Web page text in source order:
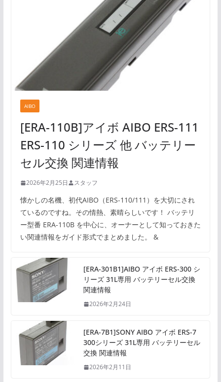
AIBO
[ERA-110B]アイボ AIBO ERS-111
ERS-110 シリーズ 他 バッテリー
セル交換 関連情報
2026年2月25日 スタッフ
懐かしの名機、初代AIBO（ERS-110/111）を大切にされ
ているのですね。その情熱、素晴らしいです！ バッテリ
ー型番 ERA-110B を中心に、オーナーとして知っておきた
い関連情報をガイド形式でまとめました。 &
[ERA-301B1]AIBO アイボ ERS-300 シ
リーズ 31L専用 バッテリーセル交換
関連情報
2026年2月24日
[ERA-7B1]SONY AIBO アイボ ERS-7
300シリーズ 31L専用 バッテリーセル
交換 関連情報
2026年2月11日